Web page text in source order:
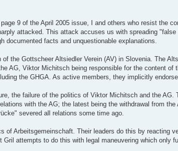
9 of the April 2005 issue, I and others who resist the
attacked. This attack accuses us with spreading "false
documented facts and unquestionable explanations.
the Gottscheer Altsiedler Verein (AV) in Slovenia. The
AG, Viktor Michitsch being responsible for the content of
the GHGA. As active members, they implicitly
the failure of the politics of Viktor Michitsch and the
with the AG; the latest being the withdrawal from
severed all relations some time ago.
Arbeitsgemeinschaft. Their leaders do this by reacting
attempts to do this with legal maneuvering which only